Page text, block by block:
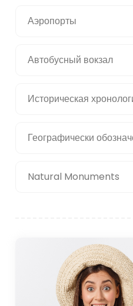
Аэропорты
Автобусный вокзал
Историческая
Географически
Natural Monuments